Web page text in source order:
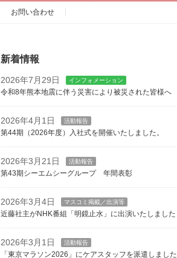
お問い合わせ
新着情報
2026年7月29日 インフォメーション
令和8年熊本地震に伴う災害により被災された皆様へ
2026年4月1日 活動報告
第44期（2026年度）入社式を開催いたしました。
2026年3月21日 活動報告
第43期シーエムシーグループ 年間表彰
2026年3月4日 マスコミ掲載／出演等
近藤社主がNHK番組「明鏡止水」に出演いたしました
2026年3月1日 活動報告
「東京マラソン2026」にケアスタッフを派遣しました